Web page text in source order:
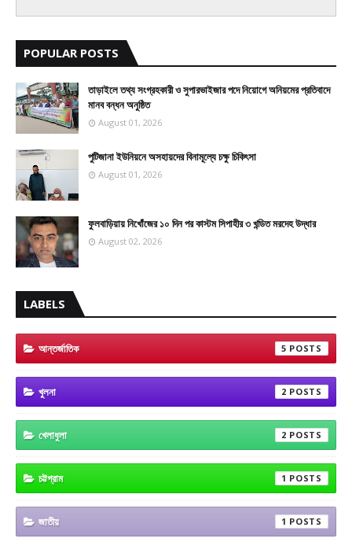
POPULAR POSTS
তাড়াইলে তথ্য সংগ্রহকারী ও সুপারভাইজার পদে নিয়োগে অনিয়মের প্রতিবাদে
মানব বন্ধন অনুষ্ঠিত
August 01, 2026
পুটিজানা ইউনিয়নে অসহায়দের বিনামূল্যে চক্ষু চিকিৎসা
August 01, 2026
ফুলবাড়িয়ায় নিখোঁজের ১০ দিন পর কাস্টম সিপাহীর ৩ খন্ডিত মরদেহ উদ্ধার
August 02, 2026
LABELS
আন্তর্জাতিক 5
খুলনা 2
খেলাধুলা 2
চট্টগ্রাম 1
জাতীয় 1